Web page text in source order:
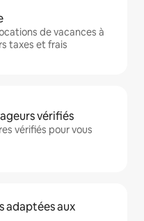
de vacances à
taxes et frais
vérifiés
vérifiés pour vous
adaptées aux